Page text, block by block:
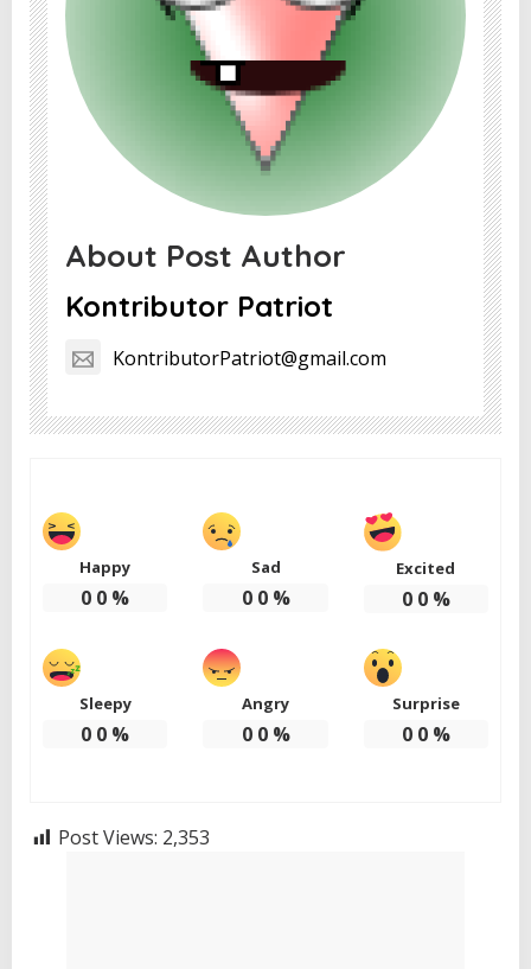
About Post Author
Kontributor Patriot
KontributorPatriot@gmail.com
Happy
0 0 %
Sad
0 0%
Excited
0 0%
Sleepy
0 0 %
Angry
0 0%
Surprise
0 0%
Post Views: 2,353